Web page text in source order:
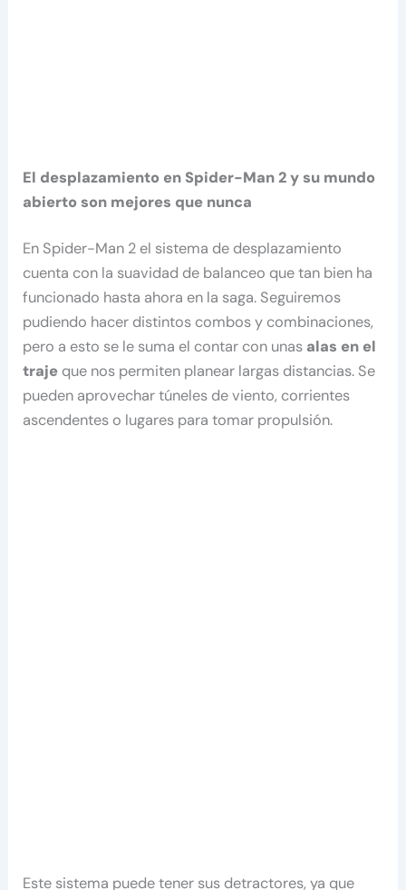
El desplazamiento en Spider-Man 2 y su mundo
abierto son mejores que nunca
En Spider-Man 2 el sistema de desplazamiento
cuenta con la suavidad de balanceo que tan bien ha
funcionado hasta ahora en la saga. Seguiremos
pudiendo hacer distintos combos y combinaciones,
pero a esto se le suma el contar con unas alas en el
traje que nos permiten planear largas distancias. Se
pueden aprovechar túneles de viento, corrientes
ascendentes o lugares para tomar propulsión.
Este sistema puede tener sus detractores, ya que